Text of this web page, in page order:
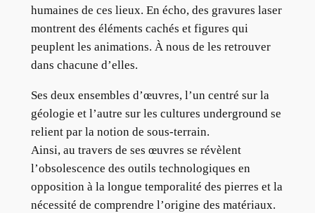
humaines de ces lieux. En écho, des gravures laser
montrent des éléments cachés et figures qui
peuplent les animations. À nous de les retrouver
dans chacune d’elles.
Ses deux ensembles d’œuvres, l’un centré sur la
géologie et l’autre sur les cultures underground se
relient par la notion de sous-terrain.
Ainsi, au travers de ses œuvres se révèlent
l’obsolescence des outils technologiques en
opposition à la longue temporalité des pierres et la
nécessité de comprendre l’origine des matériaux.